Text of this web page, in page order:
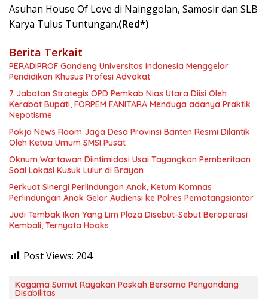
Asuhan House Of Love di Nainggolan, Samosir dan SLB
Karya Tulus Tuntungan.(Red*)
Berita Terkait
PERADIPROF Gandeng Universitas Indonesia Menggelar
Pendidikan Khusus Profesi Advokat
7 Jabatan Strategis OPD Pemkab Nias Utara Diisi Oleh
Kerabat Bupati, FORPEM FANITARA Menduga adanya Praktik
Nepotisme
Pokja News Room Jaga Desa Provinsi Banten Resmi Dilantik
Oleh Ketua Umum SMSI Pusat
Oknum Wartawan Diintimidasi Usai Tayangkan Pemberitaan
Soal Lokasi Kusuk Lulur di Brayan
Perkuat Sinergi Perlindungan Anak, Ketum Komnas
Perlindungan Anak Gelar Audiensi ke Polres Pematangsiantar
Judi Tembak Ikan Yang Lim Plaza Disebut-Sebut Beroperasi
Kembali, Ternyata Hoaks
Post Views: 204
Kagama Sumut Rayakan Paskah Bersama Penyandang
Disabilitas